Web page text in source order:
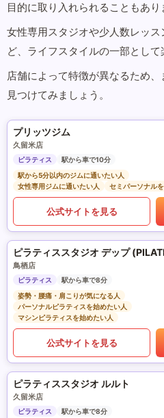
目的に取り入れられることもあり
女性専用スタジオや少人数レッ
ど、ライフスタイルの一部として
店舗によって特徴が異なるため
見つけてみましょう。
プリッツジム
久留米店
ピラティス
駅から車で10分
駅から5分以内のジムに通いたい人
女性専用ジムに通いたい人
セミパーソナル
公式サイトを見る
鳥栖店
ピラティス
駅から車で8分
姿勢・腰痛・肩こりが気になる人
パーソナルピラティスを始めたい人
マシンピラティスを始めたい人
公式サイトを見る
ピラティススタジオ ルルト
久留米店
ピラティス
駅から車で8分